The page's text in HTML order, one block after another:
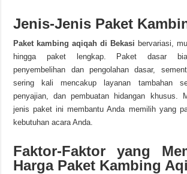
Jenis-Jenis Paket
Paket kambing aqiqah di Bekasi bervariasi,
hingga paket lengkap. Paket dasar
penyembelihan dan pengolahan dasar,
sering kali mencakup layanan tambahan
penyajian, dan pembuatan hidangan khusus.
jenis paket ini membantu Anda memilih yang
kebutuhan acara Anda.
Faktor-Faktor yang
Harga Paket Kambing